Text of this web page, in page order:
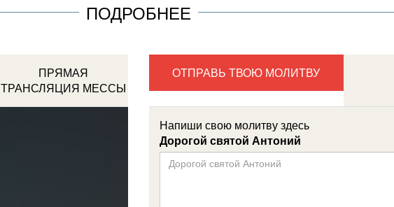
ПОДРОБНЕЕ
ПРЯМАЯ
ТРАНСЛЯЦИЯ МЕССЫ
ОТПРАВЬ ТВОЮ МОЛИТВУ
Напиши свою молитву здесь
Дорогой святой Антоний